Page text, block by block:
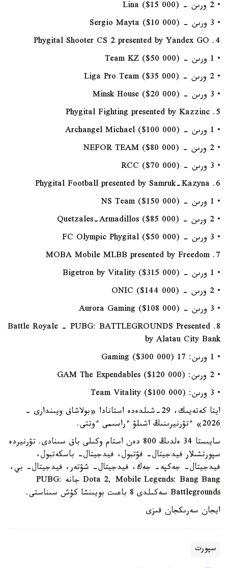
• 2 ورىن - Lina ($15 000)
• 3 ورىن - Sergio Mayta ($10 000)
4. Phygital Shooter CS 2 presented by Yandex GO
• 1 ورىن - Team KZ ($50 000)
• 2 ورىن - Liga Pro Team ($35 000)
• 3 ورىن - Minsk House ($20 000)
5. Phygital Fighting presented by Kazzinc
• 1 ورىن - Archangel Michael ($100 000)
• 2 ورىن - NEFOR TEAM ($80 000)
• 3 ورىن - RCC ($70 000)
6. Phygital Football presented by Samruk-Kazyna
• 1 ورىن - NS Team ($150 000)
• 2 ورىن - Quetzales-Armadillos ($85 000)
• 3 ورىن - FC Olympic Phygital ($50 000)
7. MOBA Mobile MLBB presented by Freedom
• 1 ورىن - Bigetron by Vitality ($315 000)
• 2 ورىن - ONIC ($144 000)
• 3 ورىن - Aurora Gaming ($108 000)
8. Battle Royale - PUBG: BATTLEGROUNDS Presented
by Alatau City Bank
• 1 ورىن: 17 Gaming ($300 000)
• 2 ورىن: GAM The Expendables ($120 000)
• 3 ورىن: Team Vitality ($100 000)
ايتا كەتەيىك، 29-شىلدەدە استانادا «بولاشاق ويىندارى -
2026» ءتۋرنيرىنىڭ اشىلۋ ءراسىمى ءوتتى.
سايىستا 34 ەلدىڭ 800 دەن استام وكىلى باق سىنادى. تۋرنيردە
سپورتشىلار فيدجيتال- فۋتبول، فيدجيتال- باسكەتبول،
فيدجيتال- جەكپە- جەك، فيدجيتال- شۋتەر، فيدجيتال- بي،
Dota 2, Mobile Legends: Bang Bang جانە PUBG:
Battlegrounds سەكىلدى 8 باعىت بويىنشا كۇش سىناستى.
ايجان سەرىكجان قىزى
سپورت